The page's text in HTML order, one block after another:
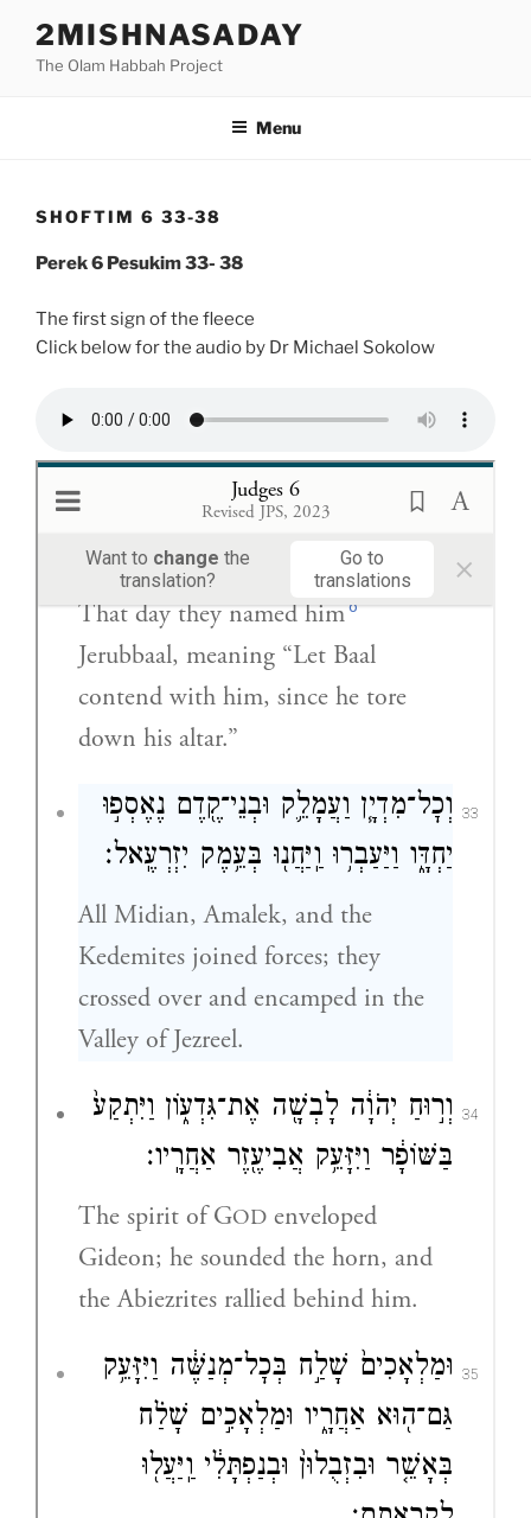
content
2MISHNASADAY
The Olam Habbah Project
Menu
SHOFTIM 6 33-38
Perek 6 Pesukim 33- 38
The first sign of the fleece
Click below for the audio by Dr Michael Sokolow